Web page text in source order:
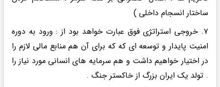
ساختار انسجام داخلی )
۷. خروجی استراتژی فوق عبارت خواهد بود از : ورود به دوره
امنیت پایدار و توسعه ای که که برای آن هم منابع مالی لازم را
در اختیار خواهیم داشت و هم سرمایه های انسانی مورد نیاز را
. تولد یک ایران بزرگ از خاکستر جنگ .